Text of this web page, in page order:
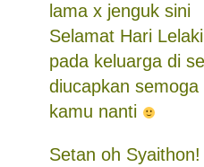
lama x jenguk sini
Selamat Hari
pada keluarga di
diucapkan
kamu nanti
Setan oh